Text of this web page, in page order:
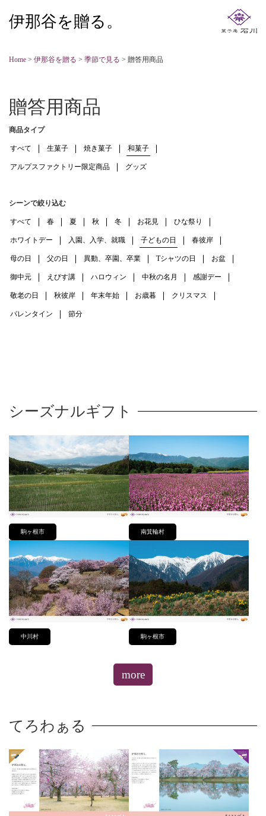
伊那谷を贈る。
Home > 伊那谷を贈る > 季節で見る > 贈答用商品
贈答用商品
商品タイプ
すべて 生菓子 焼き菓子 和菓子
アルプスファクトリー限定商品 グッズ
シーンで絞り込む
すべて 春 夏 秋 冬 お花見 ひな祭り
ホワイトデー 入園、入学、就職 子どもの日 春彼岸
母の日 父の日 異動、卒園、卒業 Tシャツの日 お盆
御中元 えびす講 ハロウィン 中秋の名月 感謝デー
敬老の日 秋彼岸 年末年始 お歳暮 クリスマス
バレンタイン 節分
シーズナルギフト
駒ヶ根市 南箕輪村
中川村 駒ヶ根市
more
てろわぁる